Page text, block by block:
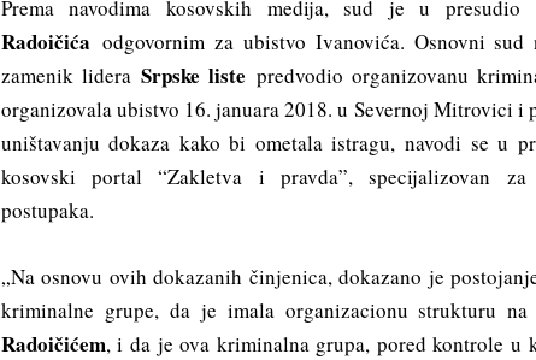
Prema navodima kosovskih medija, sud je u
Radoičića odgovornim za ubistvo Ivanovića. Osnovni
zamenik lideraSrpske liste predvodio organizovanu
organizovala ubistvo 16. januara 2018. u Severnoj Mitrovici i
uništavanju dokaza kako bi ometala istragu, navodi se u
kosovski portal “Zakletva i pravda”, specijalizovan za
postupaka.
„Na osnovu ovih dokazanih činjenica, dokazano je
kriminalne grupe, da je imala organizacionu strukturu
Radoičićem, i da je ova kriminalna grupa, pored kontrole u